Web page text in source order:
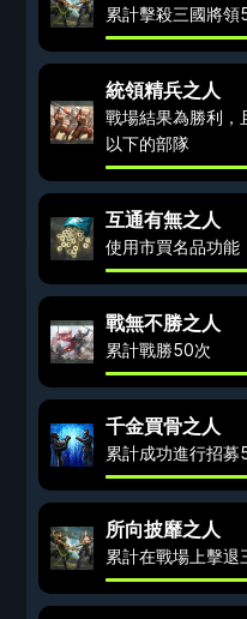
累計擊殺三國將領
統領精兵之人
戰場結果為勝利，
以下的部隊
互通有無之人
使用市買名品功
戰無不勝之人
累計戰勝50次
千金買骨之人
累計成功進行招募
所向披靡之人
累計在戰場上擊退